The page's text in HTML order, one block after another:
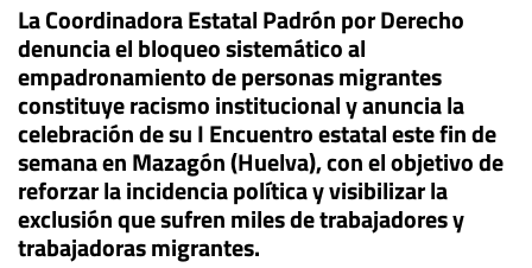
La Coordinadora Estatal Padrón por Derecho
denuncia el bloqueo sistemático al
empadronamiento de personas migrantes
constituye racismo institucional y anuncia la
celebración de su I Encuentro estatal este fin de
semana en Mazagón (Huelva), con el objetivo de
reforzar la incidencia política y visibilizar la
exclusión que sufren miles de trabajadores y
trabajadoras migrantes.